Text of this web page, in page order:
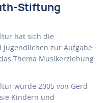
Stiftung
hat sich die
zur Aufgabe
Thema Musikerziehung
wurde 2005 von Gerd
Kindern und